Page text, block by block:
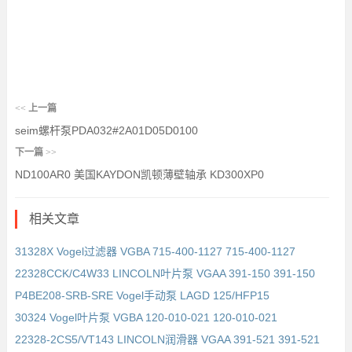
<< 上一篇
seim螺杆泵PDA032#2A01D05D0100
下一篇 >>
ND100AR0 美国KAYDON凯顿薄壁轴承 KD300XP0
相关文章
31328X Vogel过滤器 VGBA 715-400-1127 715-400-1127
22328CCK/C4W33 LINCOLN叶片泵 VGAA 391-150 391-150
P4BE208-SRB-SRE Vogel手动泵 LAGD 125/HFP15
30324 Vogel叶片泵 VGBA 120-010-021 120-010-021
22328-2CS5/VT143 LINCOLN润滑器 VGAA 391-521 391-521